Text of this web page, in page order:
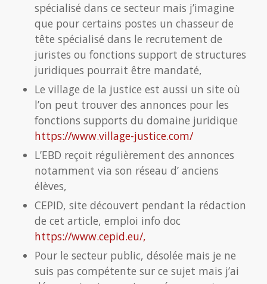
spécialisé dans ce secteur mais j’imagine
que pour certains postes un chasseur de
tête spécialisé dans le recrutement de
juristes ou fonctions support de structures
juridiques pourrait être mandaté,
Le village de la justice est aussi un site où
l’on peut trouver des annonces pour les
fonctions supports du domaine juridique
https://www.village-justice.com/
L’EBD reçoit régulièrement des annonces
notamment via son réseau d’ anciens
élèves,
CEPID, site découvert pendant la rédaction
de cet article, emploi info doc
https://www.cepid.eu/,
Pour le secteur public, désolée mais je ne
suis pas compétente sur ce sujet mais j’ai